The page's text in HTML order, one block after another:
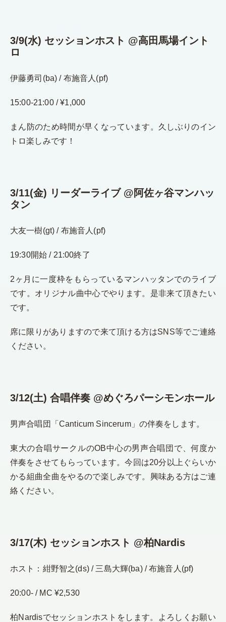
3/9(水) セッションホスト @高田馬場イント
ロ
伊藤勇司(ba) / 布施音人(pf)
15:00-21:00 / ¥1,000
まん防のため時間が早くなっています。久しぶりのイン
トロ楽しみです！
3/11(金) リーダーライブ @阿佐ヶ谷マンハッ
タン
大友一樹(gt) / 布施音人(pf)
19:30開始 / 21:00終了
2ヶ月に一度枠をもらっているマンハッタンでのライブ
です。オリジナル曲中心でやります。是非来て頂きたい
です。
席に限りがありますので来て頂ける方はSNS等でご連絡
ください。
3/12(土) 合唱伴奏 @めぐろパーシモンホール
男声合唱団「Canticum Sincerum」の伴奏をします。
東大の合唱サークルのOB中心の男声合唱団で、何度か
伴奏をさせてもらっています。今回は20分以上ぐらいか
かる組曲全曲をやるので楽しみです。興味ある方はご連
絡ください。
3/17(木) セッションホスト @柏Nardis
ホスト：紺野智之(ds) / 三島大輝(ba) / 布施音人(pf)
20:00- / MC ¥2,530
柏Nardisでセッションホストをします。よろしくお願い